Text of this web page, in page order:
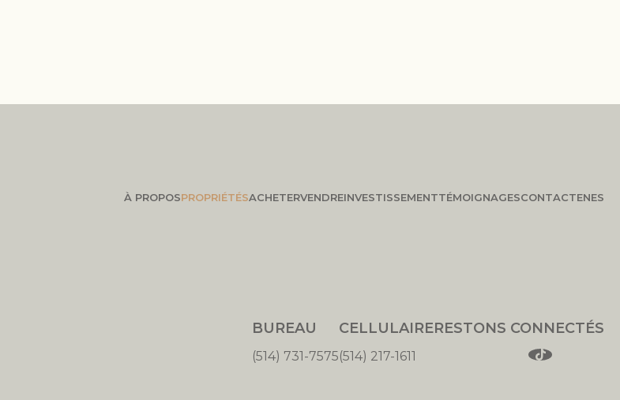
À PROPOSPROPRIÉTÉSACHETERVENDREINVESTISSEMENTTÉMOIGNAGESCONTACTENES
BUREAU
(514) 731-7575
CELLULAIRE
(514) 217-1611
RESTONS CONNECTÉS